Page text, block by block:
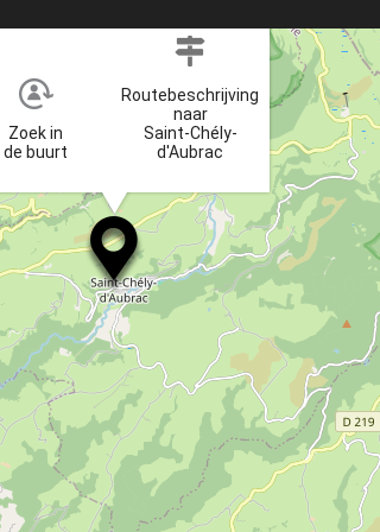
Zoek in
de buurt
Routebeschrijving
naar
Saint-Chély-
d'Aubrac